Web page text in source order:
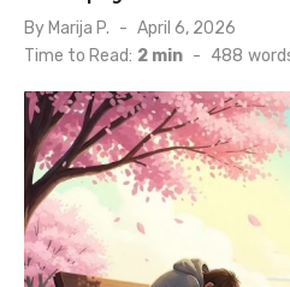
By Marija P.
Posted
on
April 6, 2026
Time to Read: 2 min - 488